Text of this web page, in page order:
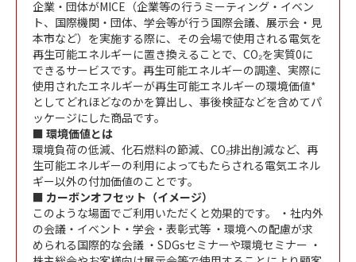
企業・団体がMICE（企業等の行うミーティング・イベン
ト、国際機関・団体、学会等が行う国際会議、展示会・見
本市など）を実施する際に、その会場で使用される電気を
再生可能エネルギーに置き換えることで、CO₂を実質0に
できるサービスです。再生可能エネルギーの調達、実際に
使用されたエネルギーが再生可能エネルギーの環境価値*
としてどれほどなのかを算出し、事後検証などを含めてパ
ッケージにした商品です。
■ 環境価値とは
環境負荷の低減、化石燃料の節減、CO₂排出削減など、再
生可能エネルギーの利用によってもたらされる電気エネル
ギー以外の付加価値のことです。
■ カーボンオフセット（イメージ）
このような場面でご利用いただくと効果的です。 ・社内外
の会議・イベント・学会・表彰式等 ・環境への配慮が求
められる国際的な会議 ・SDGsセミナーや環境セミナー ・